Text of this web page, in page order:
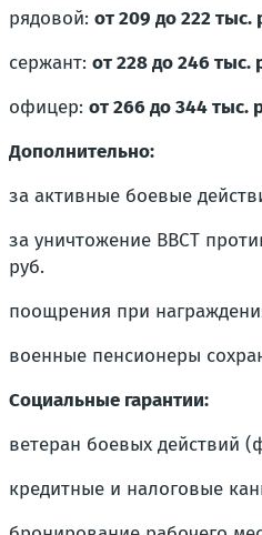
рядовой: от 209 до 222 тыс.
сержант: от 228 до 246 тыс.
офицер: от 266 до 344 тыс.
Дополнительно:
за активные боевые
за уничтожение ВВСТ
руб.
поощрения при
военные пенсионеры
Социальные гарантии:
ветеран боевых действий
кредитные и налоговые